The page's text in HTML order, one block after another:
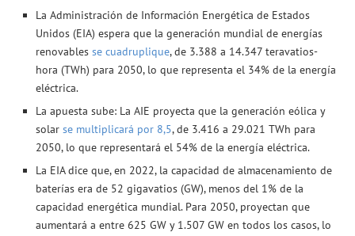
La Administración de Información Energética de Estados
Unidos (EIA) espera que la generación mundial de energías
renovables se cuadruplique, de 3.388 a 14.347 teravatios-
hora (TWh) para 2050, lo que representa el 34% de la energía
eléctrica.
La apuesta sube: La AIE proyecta que la generación eólica y
solar se multiplicará por 8,5, de 3.416 a 29.021 TWh para
2050, lo que representará el 54% de la energía eléctrica.
La EIA dice que, en 2022, la capacidad de almacenamiento de
baterías era de 52 gigavatios (GW), menos del 1% de la
capacidad energética mundial. Para 2050, proyectan que
aumentará a entre 625 GW y 1.507 GW en todos los casos, lo